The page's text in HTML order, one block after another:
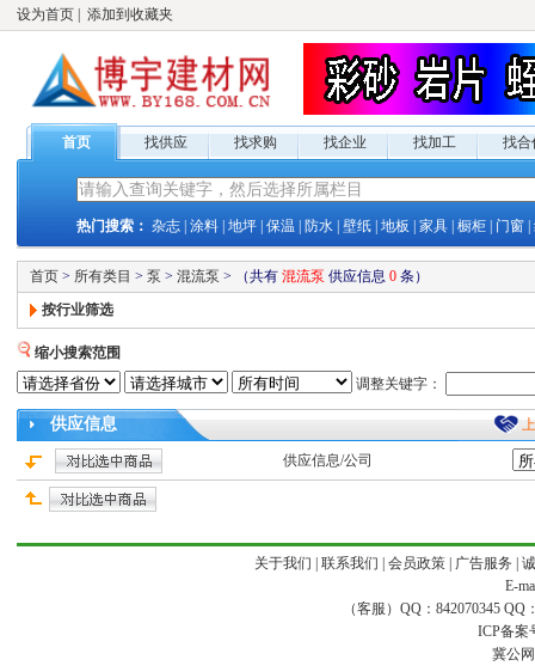
设为首页 添加到收藏夹
首页 找供应 找求购 找企业 找加工 找合
热门搜索： 杂志 涂料 地坪 保温 防水 壁纸 地板 家具 橱柜 门窗
首页 > 所有类目 > 泵 > 混流泵 > （共有 混流泵 供应信息 0 条）
按行业筛选
缩小搜索范围
调整关键字：
供应信息
供应信息/公司
关于我们 联系我们 会员政策| 广告服务
E-
（客服）QQ：842070345 QQ
ICP备案
冀公